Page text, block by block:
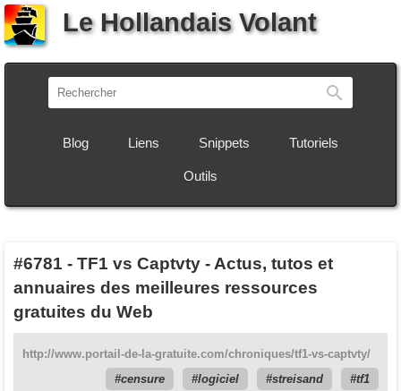
Le Hollandais Volant
Blog Liens Snippets Tutoriels
Outils
#6781 - TF1 vs Captvty - Actus, tutos et
annuaires des meilleures ressources
gratuites du Web
http://www.portail-de-la-gratuite.com/chroniques/tf1-vs-captvty/
censure
logiciel streisand
tf1